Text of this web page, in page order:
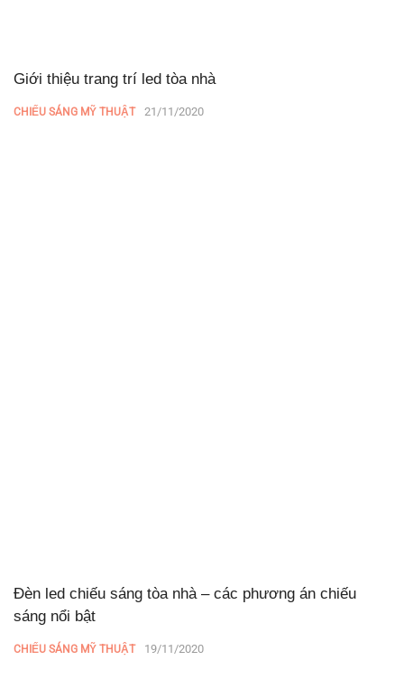
Giới thiệu trang trí led tòa nhà
CHIẾU SÁNG MỸ THUẬT 21/11/2020
Đèn led chiếu sáng tòa nhà – các phương án chiếu
sáng nổi bật
CHIẾU SÁNG MỸ THUẬT 19/11/2020